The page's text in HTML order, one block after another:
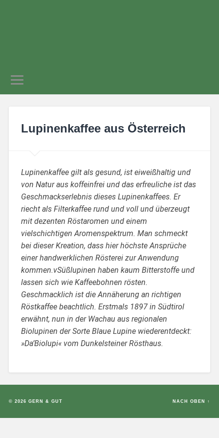
Lupinenkaffee aus Österreich
Lupinenkaffee gilt als gesund, ist eiweißhaltig und
von Natur aus koffeinfrei und das erfreuliche ist das
Geschmackserlebnis dieses Lupinenkaffees. Er
riecht als Filterkaffee rund und voll und überzeugt
mit dezenten Röstaromen und einem
vielschichtigen Aromenspektrum. Man schmeckt
bei dieser Kreation, dass hier höchste Ansprüche
einer handwerklichen Rösterei zur Anwendung
kommen.vSüßlupinen haben kaum Bitterstoffe und
lassen sich wie Kaffeebohnen rösten.
Geschmacklich ist die Annäherung an richtigen
Röstkaffee beachtlich. Erstmals 1897 in Südtirol
erwähnt, nun in der Wachau aus regionalen
Biolupinen der Sorte Blaue Lupine wiederentdeckt:
»Da’Biolupi« vom Dunkelsteiner Rösthaus.
© 2026 GERN & GUT NACH OBEN ↑